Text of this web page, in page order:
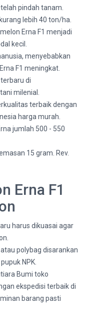
pindah tanam.
lebih 40 ton/ha.
Erna F1 menjadi
kecil.
menyebabkan
F1 meningkat.
di
milenial.
terbaik dengan
harga murah.
jumlah 500 - 550
15 gram. Rev.
Erna F1
harus dikuasai agar
polybag disarankan
NPK.
Bumi toko
ekspedisi terbaik di
barang pasti